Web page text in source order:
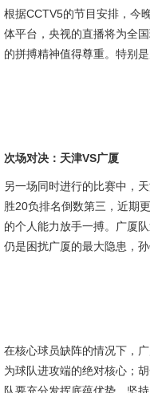
根据CCTV5的节目安排，今
体平台，央视的直播将为全
的拼搏精神值得尊重。特别
次场对决：天津VS广厦
另一场同时进行的比赛中，
胜20负排名倒数第三，近期
的个人能力放手一搏。广厦
仍是困扰广厦的最大隐患，
在核心球员缺阵的情况下，
为球队进攻端的绝对核心；
队要充分发挥底蕴优势，坚